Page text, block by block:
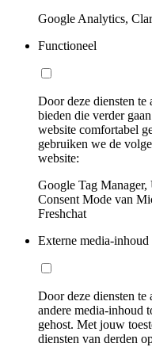
Google Analytics,
Functioneel
Door deze diensten te
bieden die verder
website comfortabel
gebruiken we de
website:
Google Tag
Consent Mode van
Freshchat
Externe media-inhoud
Door deze diensten te
andere media-inhoud
gehost. Met jouw
diensten van derden